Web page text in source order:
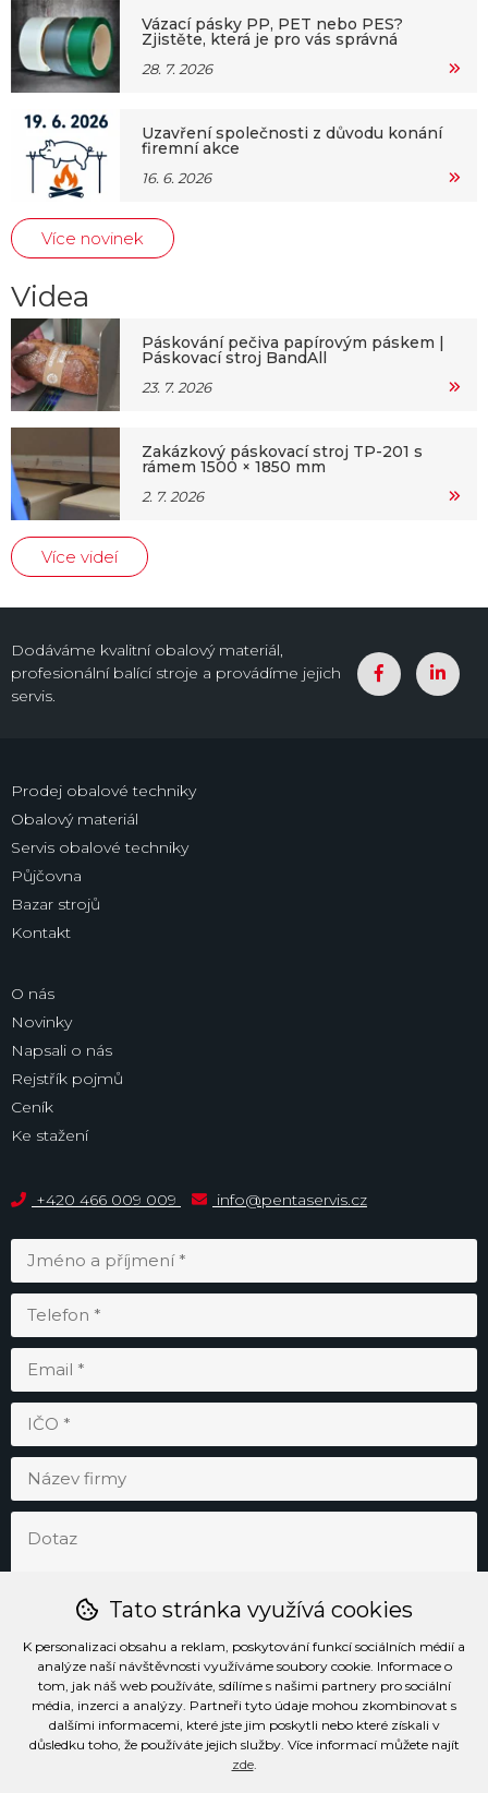
Vázací pásky PP, PET nebo PES?
Zjistěte, která je pro vás správná
28. 7. 2026
Uzavření společnosti z důvodu konání
firemní akce
16. 6. 2026
Více novinek
Videa
Páskování pečiva papírovým páskem |
Páskovací stroj BandAll
23. 7. 2026
Zakázkový páskovací stroj TP-201 s
rámem 1500 × 1850 mm
2. 7. 2026
Více videí
Dodáváme kvalitní obalový materiál,
profesionální balící stroje a provádíme jejich
servis.
Prodej obalové techniky
Obalový materiál
Servis obalové techniky
Půjčovna
Bazar strojů
Kontakt
O nás
Novinky
Napsali o nás
Rejstřík pojmů
Ceník
Ke stažení
+420 466 009 009 info@pentaservis.cz
Odesláním souhlasím se zpracováním osobních údajů
Tato stránka využívá cookies
K personalizaci obsahu a reklam, poskytování funkcí sociálních médií a
analýze naší návštěvnosti využíváme soubory cookie. Informace o
tom, jak náš web používáte, sdílíme s našimi partnery pro sociální
média, inzerci a analýzy. Partneři tyto údaje mohou zkombinovat s
dalšími informacemi, které jste jim poskytli nebo které získali v
důsledku toho, že používáte jejich služby. Více informací můžete najít
zde.